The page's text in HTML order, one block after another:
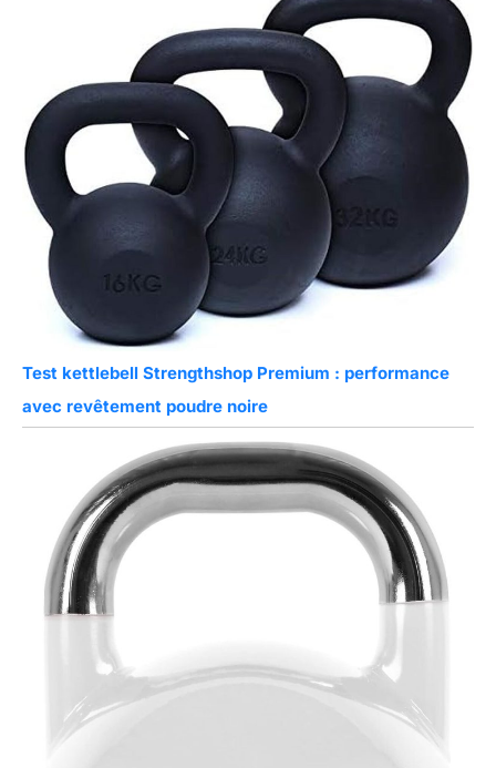
Test kettlebell Strengthshop Premium : performance
avec revêtement poudre noire